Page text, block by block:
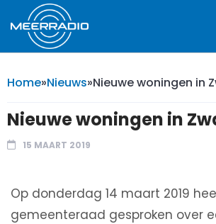
Home»Nieuws»Nieuwe woningen in
Nieuwe woningen in
15 MAART 2019
Op donderdag 14 maart 2019
gemeenteraad gesproken over